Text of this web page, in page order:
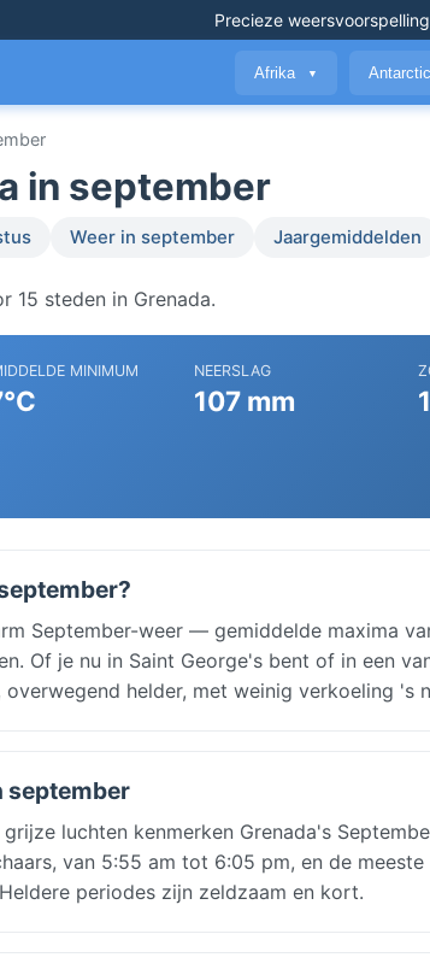
Precieze
Afrika ▼
in september
Weer in september Jaargemiddelden
15 steden in Grenada.
MINIMUM NEERSLAG
107 mm
September-weer — gemiddelde maxima
Of je nu in Saint George's bent of in een
helder, met weinig verkoeling 's
september
luchten kenmerken Grenada's
van 5:55 am tot 6:05 pm, en de
periodes zijn zeldzaam en kort.